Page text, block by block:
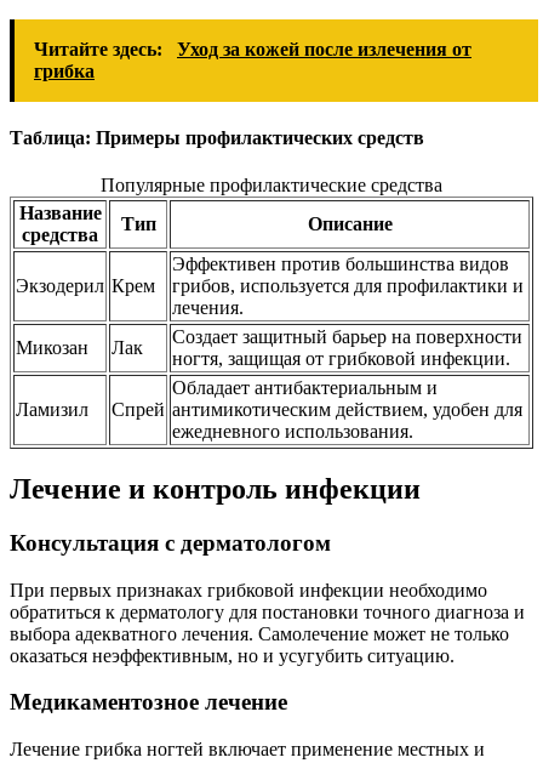
Читайте здесь:
Уход за кожей после излечения от
грибка
Таблица: Примеры профилактических средств
Популярные профилактические средства
Название
средства
Тип Описание
Экзодерил Крем
Эффективен против большинства видов
грибов, используется для профилактики и
лечения.
Микозан
Лак
Создает защитный барьер на поверхности
ногтя, защищая от грибковой инфекции.
Ламизил Спрей
Обладает антибактериальным и
антимикотическим действием, удобен для
ежедневного использования.
Лечение и контроль инфекции
Консультация с дерматологом
При первых признаках грибковой инфекции необходимо
обратиться к дерматологу для постановки точного диагноза и
выбора адекватного лечения. Самолечение может не только
оказаться неэффективным, но и усугубить ситуацию.
Медикаментозное лечение
Лечение грибка ногтей включает применение местных и